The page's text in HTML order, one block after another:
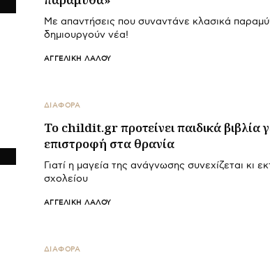
Με απαντήσεις που συναντάνε κλασικά
δημιουργούν νέα!
ΑΓΓΕΛΙΚΉ ΛΆΛΟΥ
ΔΙΑΦΟΡΑ
Το childit.gr προτείνει παιδικά βιβλία
επιστροφή στα θρανία
Γιατί η μαγεία της ανάγνωσης συνεχίζεται κι
σχολείου
ΑΓΓΕΛΙΚΉ ΛΆΛΟΥ
ΔΙΑΦΟΡΑ